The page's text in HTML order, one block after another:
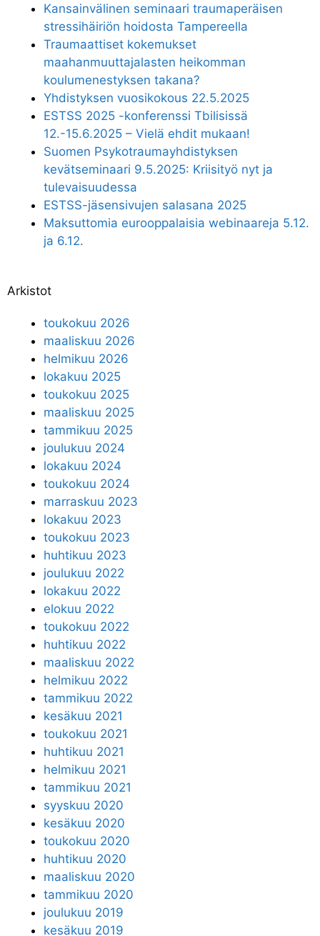
Kansainvälinen seminaari traumaperäisen
stressihäiriön hoidosta Tampereella
Traumaattiset kokemukset
maahanmuuttajalasten heikomman
koulumenestyksen takana?
Yhdistyksen vuosikokous 22.5.2025
ESTSS 2025 -konferenssi Tbilisissä
12.-15.6.2025 – Vielä ehdit mukaan!
Suomen Psykotraumayhdistyksen
kevätseminaari 9.5.2025: Kriisityö nyt ja
tulevaisuudessa
ESTSS-jäsensivujen salasana 2025
Maksuttomia eurooppalaisia webinaareja 5.12.
ja 6.12.
Arkistot
toukokuu 2026
maaliskuu 2026
helmikuu 2026
lokakuu 2025
toukokuu 2025
maaliskuu 2025
tammikuu 2025
joulukuu 2024
lokakuu 2024
toukokuu 2024
marraskuu 2023
lokakuu 2023
toukokuu 2023
huhtikuu 2023
joulukuu 2022
lokakuu 2022
elokuu 2022
toukokuu 2022
huhtikuu 2022
maaliskuu 2022
helmikuu 2022
tammikuu 2022
kesäkuu 2021
toukokuu 2021
huhtikuu 2021
helmikuu 2021
tammikuu 2021
syyskuu 2020
kesäkuu 2020
toukokuu 2020
huhtikuu 2020
maaliskuu 2020
tammikuu 2020
joulukuu 2019
kesäkuu 2019